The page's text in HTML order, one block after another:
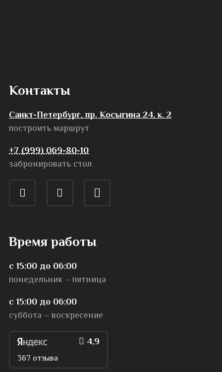
Контакты
Санкт-Петербург, пр. Косыгина 24, к. 2
построить маршрут
+7 (999) 069-80-10
забронировать стол
Время работы
с 15:00 до 06:00
понедельник – пятница
с 15:00 до 06:00
суббота – воскресение
4,9
367 отзыва